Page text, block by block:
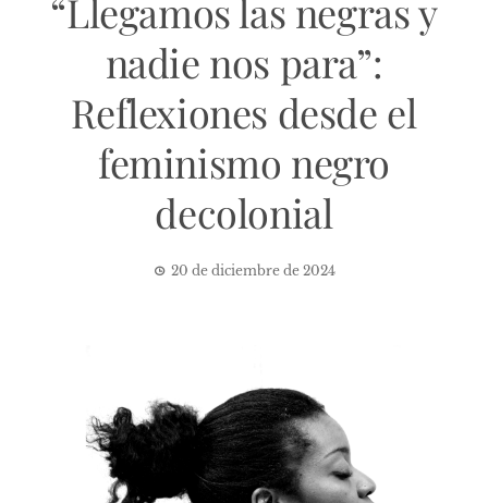
“Llegamos las negras y
nadie nos para”:
Reflexiones desde el
feminismo negro
decolonial
20 de diciembre de 2024